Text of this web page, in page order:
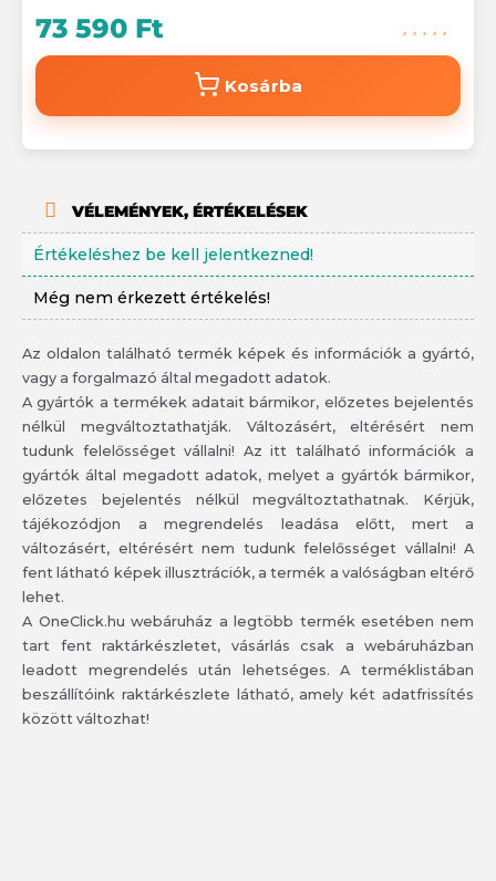
73 590 Ft
Kosárba
VÉLEMÉNYEK, ÉRTÉKELÉSEK
Értékeléshez be kell jelentkezned!
Még nem érkezett értékelés!
Az oldalon található termék képek és információk a gyártó,
vagy a forgalmazó által megadott adatok.
A gyártók a termékek adatait bármikor, előzetes bejelentés
nélkül megváltoztathatják. Változásért, eltérésért nem
tudunk felelősséget vállalni! Az itt található információk a
gyártók által megadott adatok, melyet a gyártók bármikor,
előzetes bejelentés nélkül megváltoztathatnak. Kérjük,
tájékozódjon a megrendelés leadása előtt, mert a
változásért, eltérésért nem tudunk felelősséget vállalni! A
fent látható képek illusztrációk, a termék a valóságban eltérő
lehet.
A OneClick.hu webáruház a legtöbb termék esetében nem
tart fent raktárkészletet, vásárlás csak a webáruházban
leadott megrendelés után lehetséges. A terméklistában
beszállítóink raktárkészlete látható, amely két adatfrissítés
között változhat!